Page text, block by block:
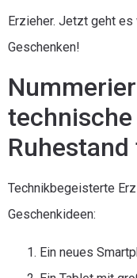
Erzieher. Jetzt geht
Geschenken!
technische
Technikbegeisterte
Geschenkideen:
Ein neues